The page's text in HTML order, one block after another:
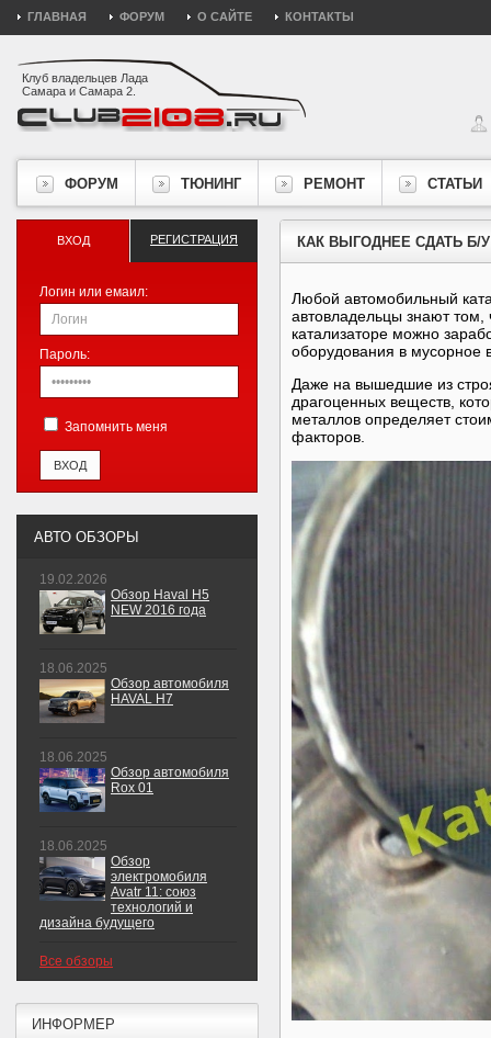
ГЛАВНАЯ ФОРУМ О САЙТЕ КОНТАКТЫ
Клуб владельцев Лада
Самара и Самара 2.
ФОРУМ ТЮНИНГ РЕМОНТ СТАТЬИ
КАК ВЫГОДНЕЕ СДАТЬ Б/
Любой автомобильный
автовладельцы знают
катализаторе можно
оборудования в мусорное
Даже на вышедшие из
драгоценных веществ,
металлов определяет
факторов.
ВХОД РЕГИСТРАЦИЯ
Логин или емаил:
Пароль:
Запомнить меня
АВТО ОБЗОРЫ
19.02.2026
Обзор Haval H5
NEW 2016 года
18.06.2025
Обзор автомобиля
HAVAL H7
18.06.2025
Обзор автомобиля
Rox 01
18.06.2025
Обзор
электромобиля
Avatr 11: союз
технологий и
дизайна будущего
Все обзоры
ИНФОРМЕР